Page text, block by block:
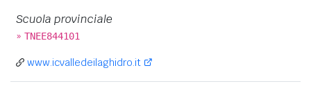
Scuola provinciale
» TNEE844101
www.icvalledeilaghidro.it